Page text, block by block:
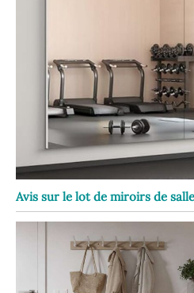
Avis sur le lot de miroirs de